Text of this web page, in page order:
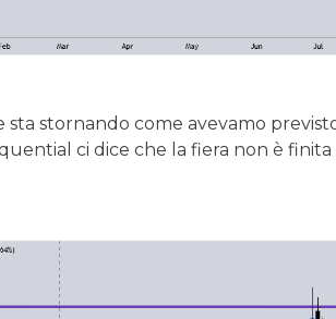
sta stornando come avevamo
ci dice che la fiera non è finita